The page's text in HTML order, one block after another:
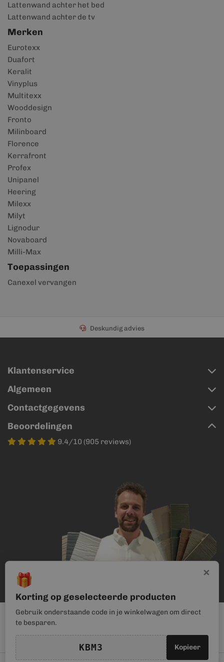
Lattenwand achter het bed
Lattenwand achter de tv
Merken
Eurotexx
Duafort
Keralit
Vinyplus
Multitexx
Wooddesign
Fronto
Milinboard
Florence
Kerrafront
Profex
Unipanel
Heering
Milexx
Milyt
Lignodur
Novaboard
Milli-Max
Toepassingen
Canexel vervangen
Deskundig advies
Klantenservice
Algemeen
Contactgegevens
Beoordelingen
9.4/10 (905 reviews)
×
🎁
Korting op geselecteerde producten
Gebruik onderstaande code in je winkelwagen om direct
te besparen.
KBM3 Kopieer